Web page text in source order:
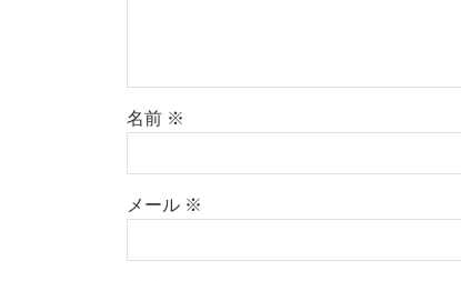
名前 ※
メール ※